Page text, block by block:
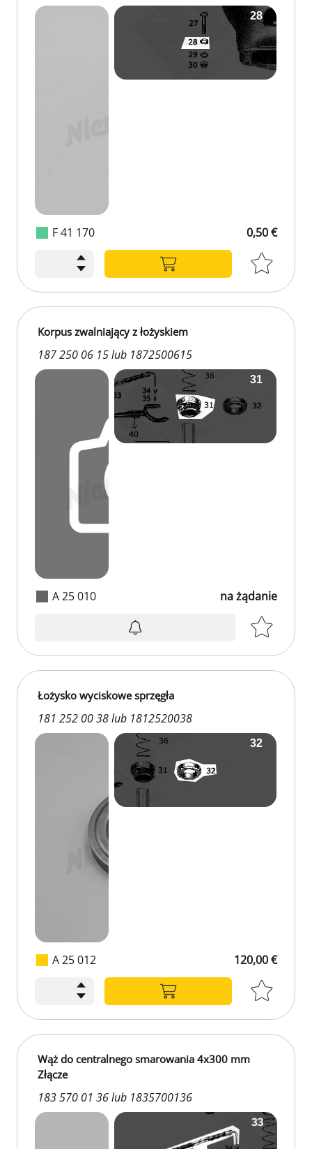
F 41 170 0,50 €
A 25 010
Korpus zwalniający z łożyskiem
187 250 06 15 lub 1872500615
na żądanie
A 25 012
Łożysko wyciskowe sprzęgła
181 252 00 38 lub 1812520038
120,00 €
Wąż do centralnego smarowania 4x300 mm
Złącze
183 570 01 36 lub 1835700136